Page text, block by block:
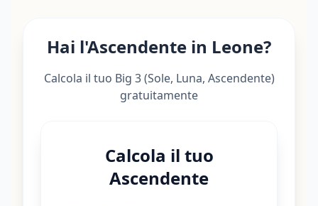
Hai l'Ascendente in Leone?
Calcola il tuo Big 3 (Sole, Luna, Ascendente)
gratuitamente
Calcola il tuo
Ascendente